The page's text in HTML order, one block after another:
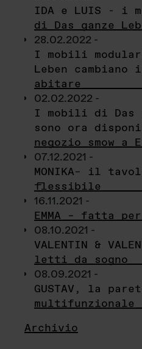
IDA e LUIS - i
di Das ganze
28.02.2022 -
I mobili
Leben cambiano
abitare
02.02.2022 -
I mobili di Das
sono ora
negozio smow a
07.12.2021 -
MONIKA– il
flessibile
16.11.2021 -
EMMA – fatta
08.10.2021 -
VALENTIN &
letti da sogno
08.09.2021 -
GUSTAV, la
Archivio